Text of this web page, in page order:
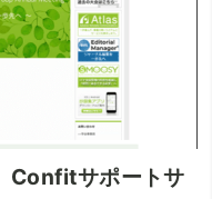
Confitサポートサ